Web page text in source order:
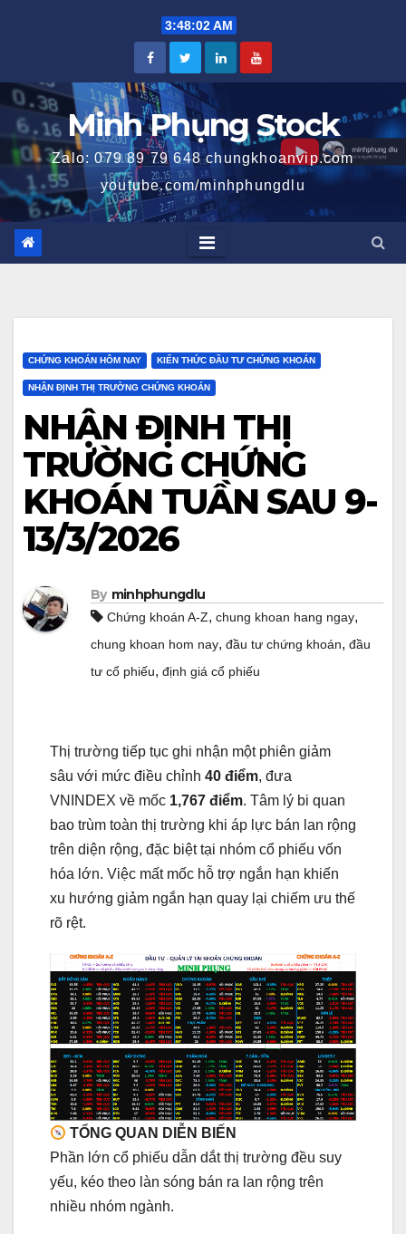
3:48:03 AM
Minh Phụng Stock
Zalo: 079 89 79 648 chungkhoanvip.com
youtube.com/minhphungdlu
CHỨNG KHOÁN HÔM NAY KIẾN THỨC ĐẦU TƯ CHỨNG KHOÁN
NHẬN ĐỊNH THỊ TRƯỜNG CHỨNG KHOÁN
NHẬN ĐỊNH THỊ
TRƯỜNG CHỨNG
KHOÁN TUẦN SAU 9-
13/3/2026
By minhphungdlu
Chứng khoán A-Z, chung khoan hang ngay,
chung khoan hom nay, đầu tư chứng khoán, đầu
tư cổ phiếu, định giá cổ phiếu
Thị trường tiếp tục ghi nhận một phiên giảm
sâu với mức điều chỉnh 40 điểm, đưa
VNINDEX về mốc 1,767 điểm. Tâm lý bi quan
bao trùm toàn thị trường khi áp lực bán lan rộng
trên diện rộng, đặc biệt tại nhóm cổ phiếu vốn
hóa lớn. Việc mất mốc hỗ trợ ngắn hạn khiến
xu hướng giảm ngắn hạn quay lại chiếm ưu thế
rõ rệt.
TỔNG QUAN DIỄN BIẾN
Phần lớn cổ phiếu dẫn dắt thị trường đều suy
yếu, kéo theo làn sóng bán ra lan rộng trên
nhiều nhóm ngành.